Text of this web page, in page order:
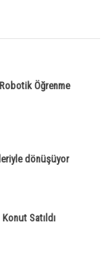
Öğrenme
dönüşüyor
Satıldı